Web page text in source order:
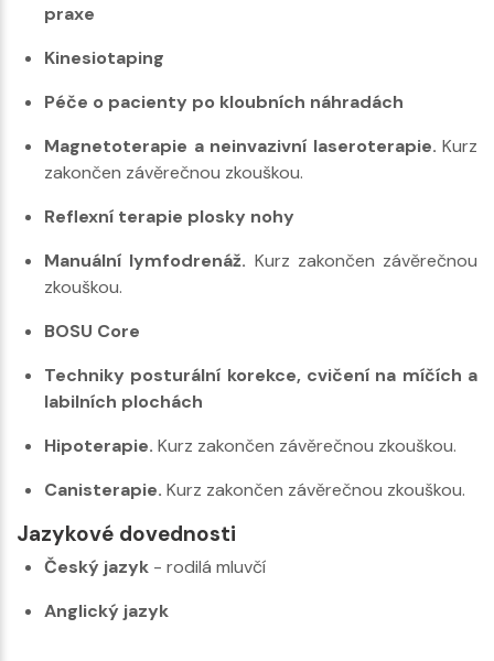
praxe
Kinesiotaping
Péče o pacienty po kloubních náhradách
Magnetoterapie a neinvazivní laseroterapie. Kurz
zakončen závěrečnou zkouškou.
Reflexní terapie plosky nohy
Manuální lymfodrenáž. Kurz zakončen závěrečnou
zkouškou.
BOSU Core
Techniky posturální korekce, cvičení na míčích a
labilních plochách
Hipoterapie. Kurz zakončen závěrečnou zkouškou.
Canisterapie. Kurz zakončen závěrečnou zkouškou.
Jazykové dovednosti
Český jazyk - rodilá mluvčí
Anglický jazyk